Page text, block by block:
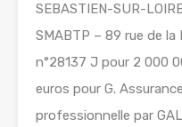
SEBASTIEN-SUR-
SMABTP – 89 rue de
n°28137 J pour 2 000
euros pour G.
professionnelle par